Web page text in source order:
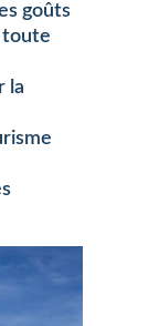
goûts
toute
la